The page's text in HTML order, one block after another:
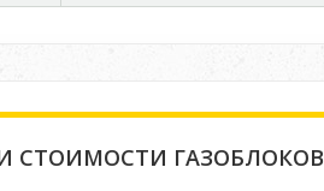
СТОИМОСТИ ГАЗОБЛОКОВ